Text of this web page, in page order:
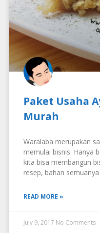
Paket Usaha
Murah
Waralaba merupakan
memulai bisnis. Hanya
kita bisa membangun
resep, bahan semuanya
READ MORE »
July 9, 2017 No Comments